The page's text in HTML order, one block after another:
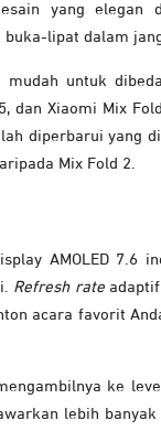
yang elegan
buka-lipat dalam
mudah untuk
dan Xiaomi Mix
diperbarui yang
Mix Fold 2.
AMOLED 7.6
Refresh rateadaptif
acara favorit
ke
lebih